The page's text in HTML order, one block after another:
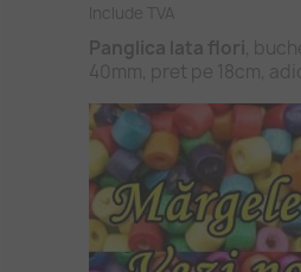
Include TVA
Panglica lata flori,
40mm, pret pe 18cm,